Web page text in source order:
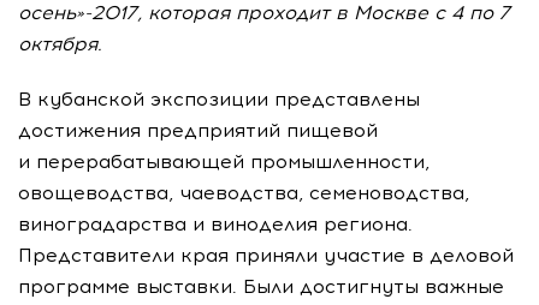
осень»-2017, которая проходит в Москве с 4 по 7
октября.
В кубанской экспозиции представлены
достижения предприятий пищевой
и перерабатывающей промышленности,
овощеводства, чаеводства, семеноводства,
виноградарства и виноделия региона.
Представители края приняли участие в деловой
программе выставки. Были достигнуты важные